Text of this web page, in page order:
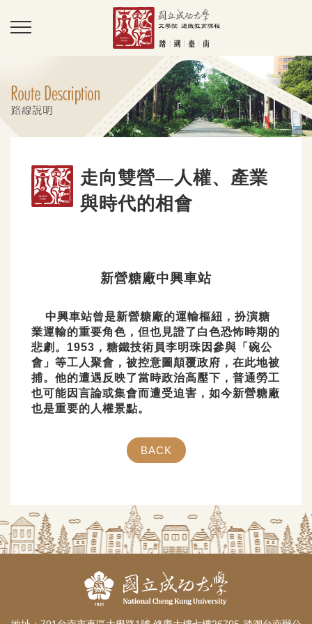
走向雙營—人權、產業
與時代的相會
新營糖廠中興車站
中興車站曾是新營糖廠的運輸樞紐，扮演糖
業運輸的重要角色，但也見證了白色恐怖時期的
悲劇。1953，糖鐵技術員李明珠因參與「碗公
會」等工人聚會，被控意圖顛覆政府，在此地被
捕。他的遭遇反映了當時政治高壓下，普通勞工
也可能因言論或集會而遭受迫害，如今新營糖廠
也是重要的人權景點。
BACK